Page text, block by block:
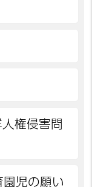
権侵害問
園児の願い